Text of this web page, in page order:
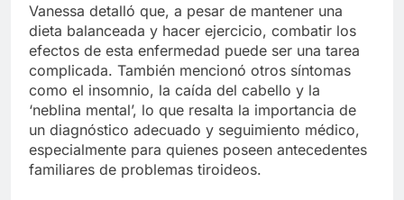
Vanessa detalló que, a pesar de mantener una
dieta balanceada y hacer ejercicio, combatir los
efectos de esta enfermedad puede ser una tarea
complicada. También mencionó otros síntomas
como el insomnio, la caída del cabello y la
‘neblina mental’, lo que resalta la importancia de
un diagnóstico adecuado y seguimiento médico,
especialmente para quienes poseen antecedentes
familiares de problemas tiroideos.